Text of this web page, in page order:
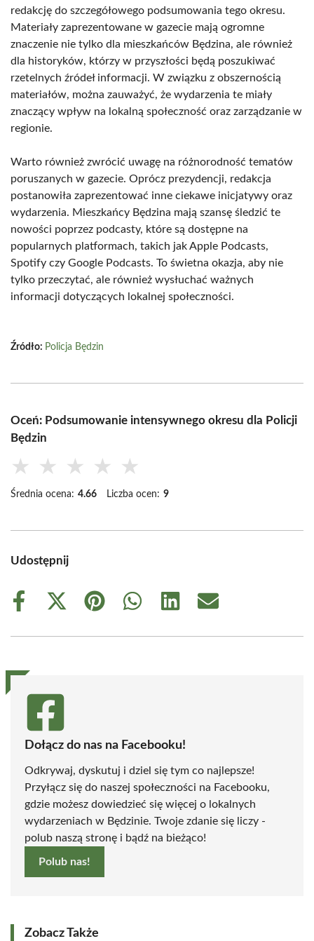
redakcję do szczegółowego podsumowania tego okresu.
Materiały zaprezentowane w gazecie mają ogromne
znaczenie nie tylko dla mieszkańców Będzina, ale również
dla historyków, którzy w przyszłości będą poszukiwać
rzetelnych źródeł informacji. W związku z obszernością
materiałów, można zauważyć, że wydarzenia te miały
znaczący wpływ na lokalną społeczność oraz zarządzanie w
regionie.
Warto również zwrócić uwagę na różnorodność tematów
poruszanych w gazecie. Oprócz prezydencji, redakcja
postanowiła zaprezentować inne ciekawe inicjatywy oraz
wydarzenia. Mieszkańcy Będzina mają szansę śledzić te
nowości poprzez podcasty, które są dostępne na
popularnych platformach, takich jak Apple Podcasts,
Spotify czy Google Podcasts. To świetna okazja, aby nie
tylko przeczytać, ale również wysłuchać ważnych
informacji dotyczących lokalnej społeczności.
Źródło: Policja Będzin
Oceń: Podsumowanie intensywnego okresu dla Policji
Będzin
★ ★ ★ ★ ★
Średnia ocena: 4.66 Liczba ocen: 9
Udostępnij
Share
Share
(Twitter)
Share
Share
Share
Share
Dołącz do nas na Facebooku!
Odkrywaj, dyskutuj i dziel się tym co najlepsze!
Przyłącz się do naszej społeczności na Facebooku,
gdzie możesz dowiedzieć się więcej o lokalnych
wydarzeniach w Będzinie. Twoje zdanie się liczy -
polub naszą stronę i bądź na bieżąco!
Polub nas!
Zobacz Także